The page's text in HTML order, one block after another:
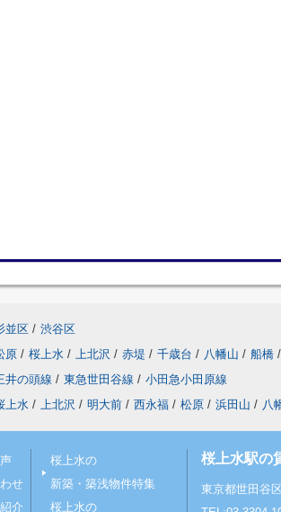
並区 / 渋谷区
原 / 桜上水 / 上北沢 / 赤堤 / 千歳台 / 八幡山 / 船橋 /
井の頭線 / 東急世田谷線 / 小田急小田原線
上水 / 上北沢 / 明大前 / 西永福 / 松原 / 浜田山 / 八
せ
介
桜上水の
新築・築浅物件特集
桜上水の
桜上水駅の
東京都世田谷